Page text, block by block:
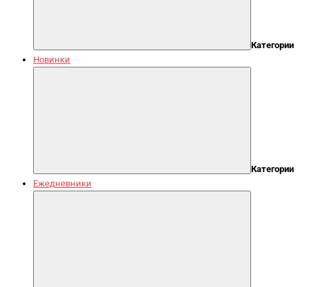
Категории
Новинки
Категории
Ежедневники